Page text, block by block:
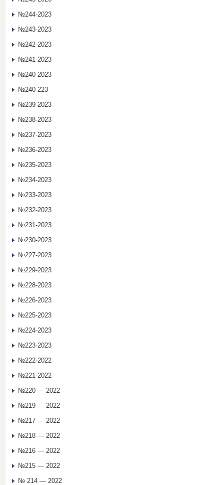
№244-2023
№243-2023
№242-2023
№241-2023
№240-2023
№240-223
№239-2023
№238-2023
№237-2023
№236-2023
№235-2023
№234-2023
№233-2023
№232-2023
№231-2023
№230-2023
№227-2023
№229-2023
№228-2023
№226-2023
№225-2023
№224-2023
№223-2023
№222-2022
№221-2022
№220 — 2022
№219 — 2022
№217 — 2022
№218 — 2022
№216 — 2022
№215 — 2022
№ 214 — 2022